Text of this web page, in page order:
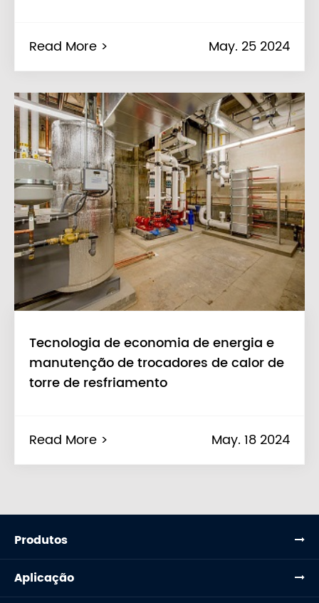
Read More > May. 25 2024
Tecnologia de economia de energia e
manutenção de trocadores de calor de
torre de resfriamento
Read More > May. 18 2024
Produtos
Aplicação